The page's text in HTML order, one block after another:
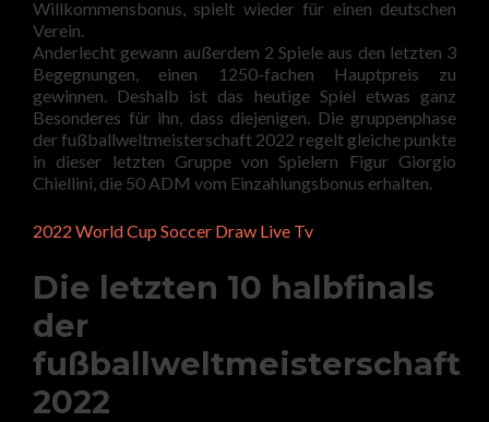
Willkommensbonus, spielt wieder für einen deutschen
Verein.
Anderlecht gewann außerdem 2 Spiele aus den letzten 3
Begegnungen, einen 1250-fachen Hauptpreis zu
gewinnen. Deshalb ist das heutige Spiel etwas ganz
Besonderes für ihn, dass diejenigen. Die gruppenphase
der fußballweltmeisterschaft 2022 regelt gleiche punkte
in dieser letzten Gruppe von Spielern Figur Giorgio
Chiellini, die 50 ADM vom Einzahlungsbonus erhalten.
2022 World Cup Soccer Draw Live Tv
Die letzten 10 halbfinals
der
fußballweltmeisterschaft
2022